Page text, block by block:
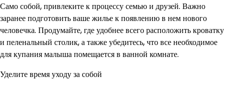
Само собой, привлеките к процессу семью и друзей. Важно
заранее подготовить ваше жилье к появлению в нем нового
человечка. Продумайте, где удобнее всего расположить кроватку
и пеленальный столик, а также убедитесь, что все необходимое
для купания малыша помещается в ванной комнате.
Уделите время уходу за собой